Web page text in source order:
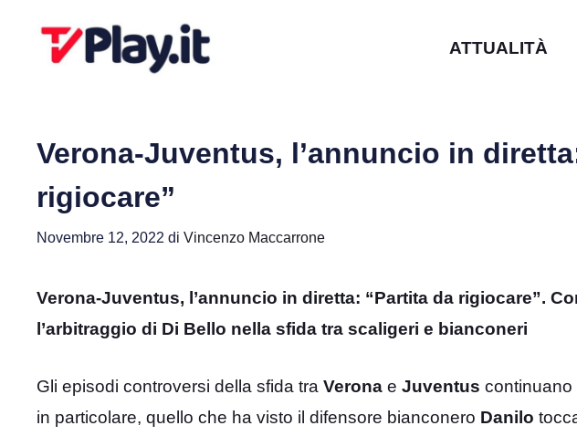
ATTUALITÀ
Verona-Juventus, l’annuncio in
rigiocare”
Novembre 12, 2022 di Vincenzo Maccarrone
Verona-Juventus, l’annuncio in diretta: “Partita da rigiocare”.
l’arbitraggio di Di Bello nella sfida tra scaligeri e bianconeri
Gli episodi controversi della sfida tra Verona e Juventus continuano
in particolare, quello che ha visto il difensore bianconero Danilo